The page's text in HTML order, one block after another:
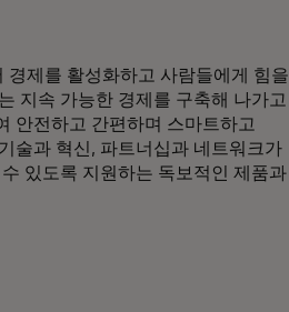
제를 활성화하고 사람들에게 힘을
지속 가능한 경제를 구축해 나가고
안전하고 간편하며 스마트하고
술과 혁신, 파트너십과 네트워크가
있도록 지원하는 독보적인 제품과